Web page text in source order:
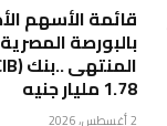
قائمة الأسهم
بالبورصة
1.78 مليار جنيه
2 أغسطس، 2026